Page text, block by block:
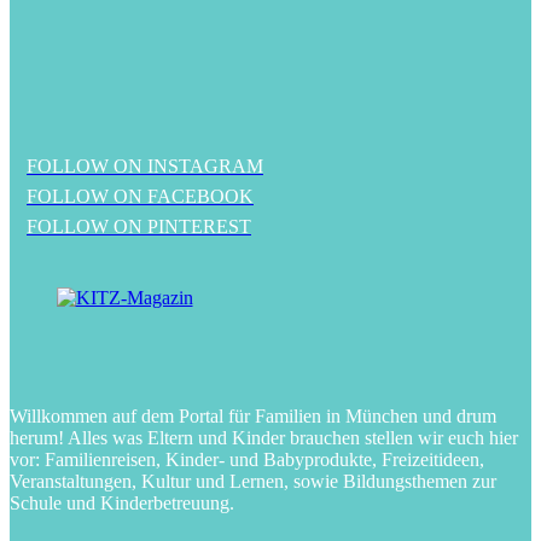
FOLLOW ON INSTAGRAM
FOLLOW ON FACEBOOK
FOLLOW ON PINTEREST
Willkommen auf dem Portal für Familien in München und drum
herum! Alles was Eltern und Kinder brauchen stellen wir euch hier
vor: Familienreisen, Kinder- und Babyprodukte, Freizeitideen,
Veranstaltungen, Kultur und Lernen, sowie Bildungsthemen zur
Schule und Kinderbetreuung.